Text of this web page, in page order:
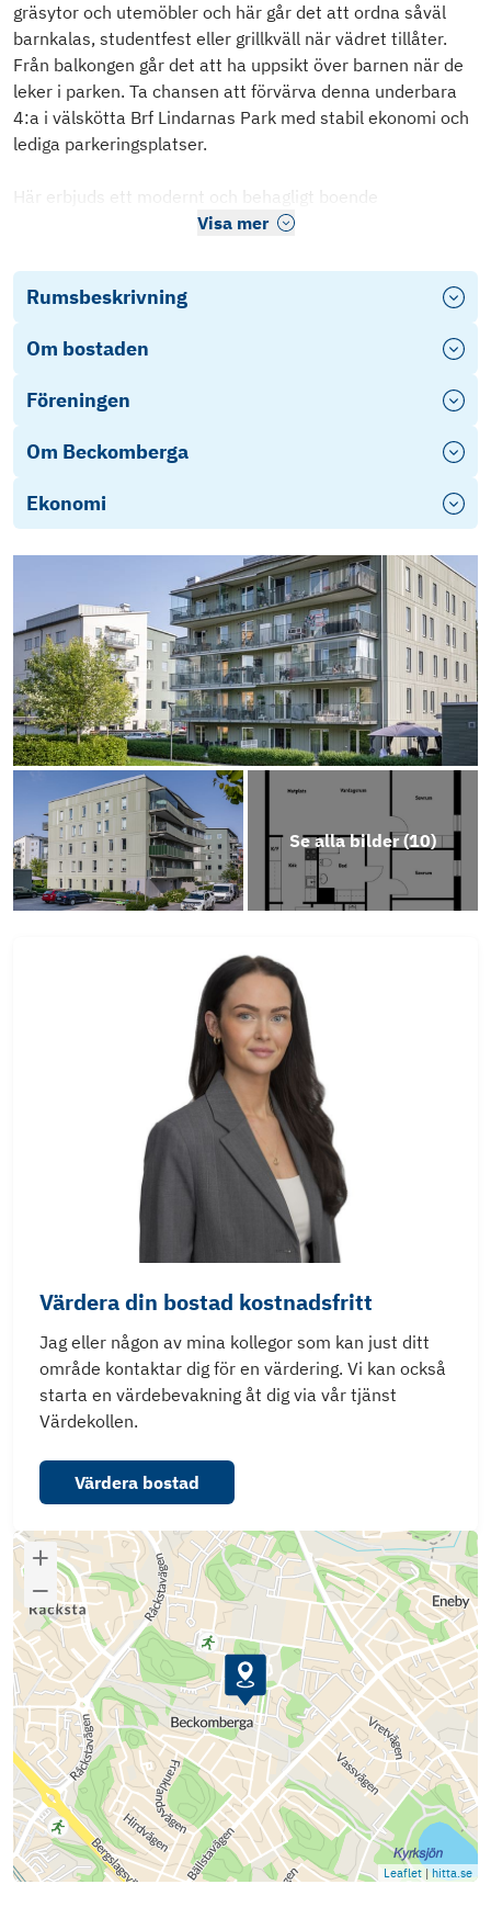
gräsytor och utemöbler och här går det att ordna såväl
barnkalas, studentfest eller grillkväll när vädret tillåter.
Från balkongen går det att ha uppsikt över barnen när de
leker i parken. Ta chansen att förvärva denna underbara
4:a i välskötta Brf Lindarnas Park med stabil ekonomi och
lediga parkeringsplatser.
Här erbjuds ett modernt och behagligt boende
Visa mer
Rumsbeskrivning
Om bostaden
Föreningen
Om Beckomberga
Ekonomi
Se alla bilder (10)
Värdera din bostad kostnadsfritt
Jag eller någon av mina kollegor som kan just ditt
område kontaktar dig för en värdering. Vi kan också
starta en värdebevakning åt dig via vår tjänst
Värdekollen.
Värdera bostad
Leaflet | hitta.se